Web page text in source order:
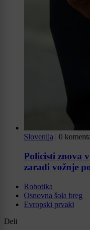
Slovenija | 0
Policisti znova
zaradi vožnje
Robotika
Osnovna šola breg
Evropski prvaki
Deli